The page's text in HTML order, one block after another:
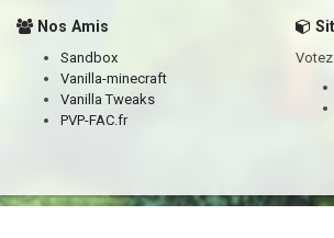
Nos Amis
Sandbox
Vanilla-minecraft
Vanilla Tweaks
PVP-FAC.fr